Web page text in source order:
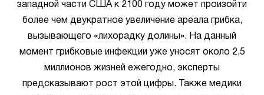
западной части США к 2100 году может произойти
более чем двукратное увеличение ареала грибка,
вызывающего «лихорадку долины». На данный
момент грибковые инфекции уже уносят около 2,5
миллионов жизней ежегодно, эксперты
предсказывают рост этой цифры. Также медики